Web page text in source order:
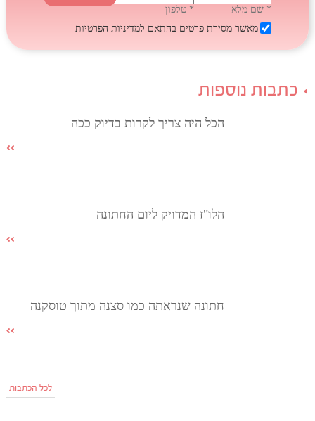
* שם מלא
* טלפון
מאשר מסירת פרטים בהתאם למדיניות הפרטיות
כתבות נוספות
הכל היה צריך לקרות בדיוק ככה
הלו"ז המדויק ליום החתונה
חתונה שנראתה כמו סצנה מתוך טוסקנה
לכל הכתבות